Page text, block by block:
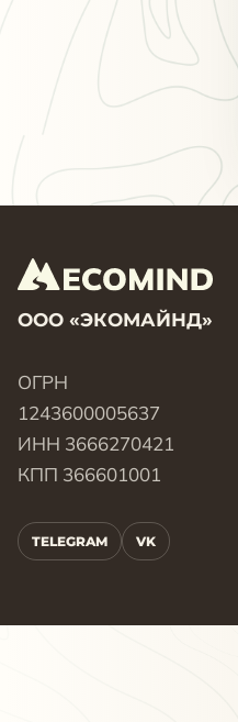
ООО «ЭКОМАЙНД»
ОГРН
1243600005637
ИНН 3666270421
КПП 366601001
TELEGRAM VK